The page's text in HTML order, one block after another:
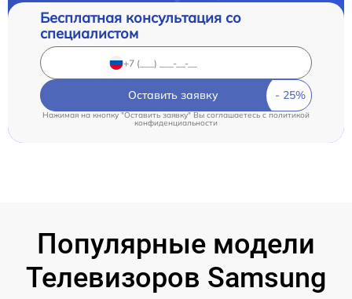
Бесплатная консультация со
специалистом
Оставить заявку
Нажимая на кнопку "Оставить заявку" Вы соглашаетесь c политикой
конфиденциальности
Популярные модели
Телевизоров Samsung